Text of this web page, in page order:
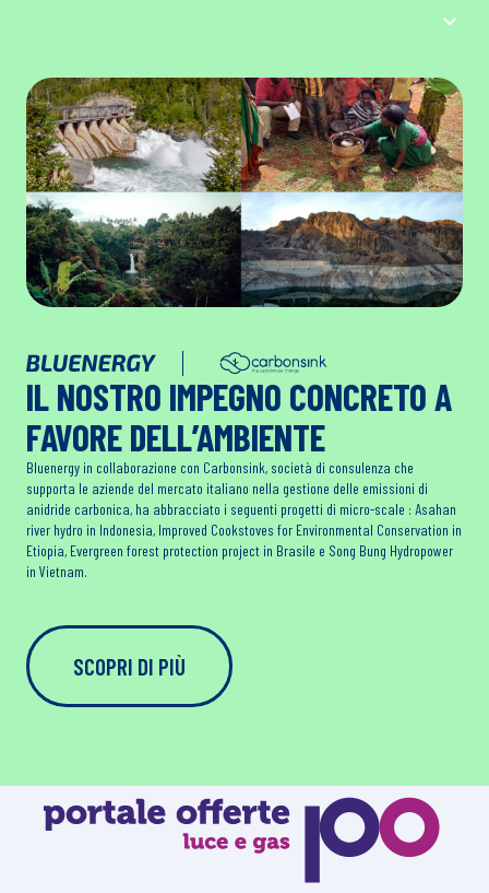
IL NOSTRO IMPEGNO CONCRETO A
FAVORE DELL’AMBIENTE
Bluenergy in collaborazione con Carbonsink, società di consulenza che
supporta le aziende del mercato italiano nella gestione delle emissioni di
anidride carbonica, ha abbracciato i seguenti progetti di micro-scale : Asahan
river hydro in Indonesia, Improved Cookstoves for Environmental Conservation in
Etiopia, Evergreen forest protection project in Brasile e Song Bung Hydropower
in Vietnam.
SCOPRI DI PIÙ